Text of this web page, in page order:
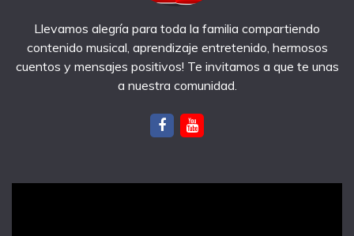
Llevamos alegría para toda la familia compartiendo
contenido musical, aprendizaje entretenido, hermosos
cuentos y mensajes positivos! Te invitamos a que te unas
a nuestra comunidad.